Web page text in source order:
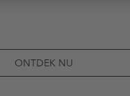
ONTDEK NU